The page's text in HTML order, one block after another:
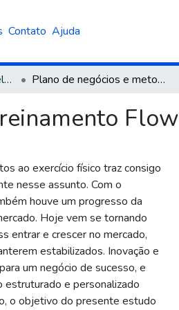
Contato Ajuda
Educação Física – Bacharelado Plano de negócios e metodologia centro de treinamento Flow
Flow
ao exercício físico traz consigo
nesse assunto. Com o
houve um progresso da
Hoje vem se tornando
entrar e crescer no mercado,
estabilizados. Inovação e
um negócio de sucesso, e
estruturado e personalizado
o objetivo do presente estudo